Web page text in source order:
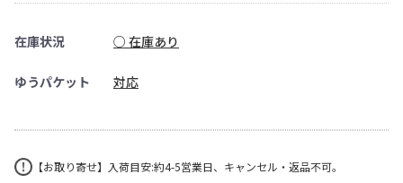
在庫状況 ○ 在庫あり
ゆうパケット 対応
【お取り寄せ】入荷目安:約4-5営業日、キャンセル・返品不可。